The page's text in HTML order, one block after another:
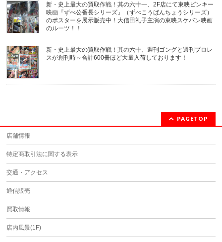
新・史上最大の買取作戦！其の六十一、2F店にて東映ピンキー
映画『ずべ公番長シリーズ』（ずべこうばんちょうシリーズ）
のポスターを展示販売中！大信田礼子主演の東映スケバン映画
のルーツ！！
新・史上最大の買取作戦！其の六十、週刊ゴングと週刊プロレ
スが創刊時～合計600冊ほど大量入荷しております！
PAGETOP
店舗情報
特定商取引法に関する表示
交通・アクセス
通信販売
買取情報
店内風景(1F)